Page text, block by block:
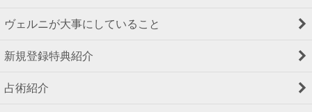
ヴェルニが大事にしていること
新規登録特典紹介
占術紹介